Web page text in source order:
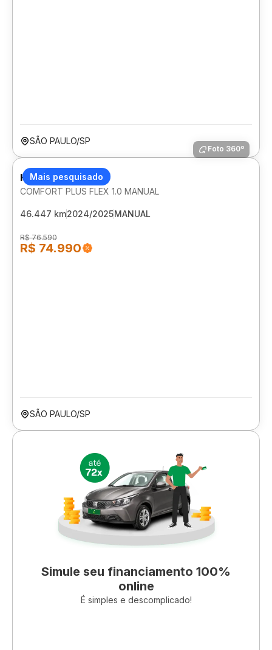
SÃO PAULO/SP
Mais pesquisado
Foto 360º
HYUNDAI HB20
COMFORT PLUS FLEX 1.0 MANUAL
46.447 km2024/2025MANUAL
R$ 76.590
R$ 74.990
SÃO PAULO/SP
Simule seu financiamento 100%
online
É simples e descomplicado!